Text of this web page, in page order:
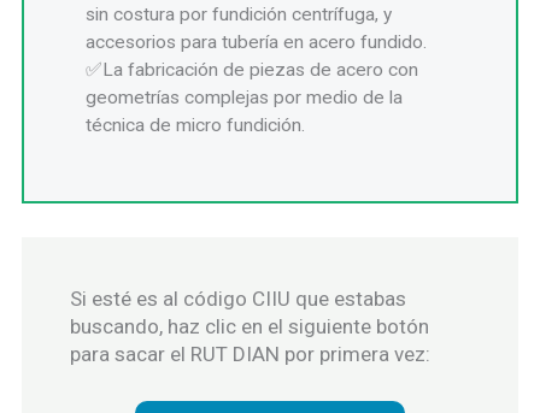
sin costura por fundición centrífuga, y
accesorios para tubería en acero fundido.
La fabricación de piezas de acero con
geometrías complejas por medio de la
técnica de micro fundición.
Si esté es al código CIIU que estabas
buscando, haz clic en el siguiente botón
para sacar el RUT DIAN por primera vez: